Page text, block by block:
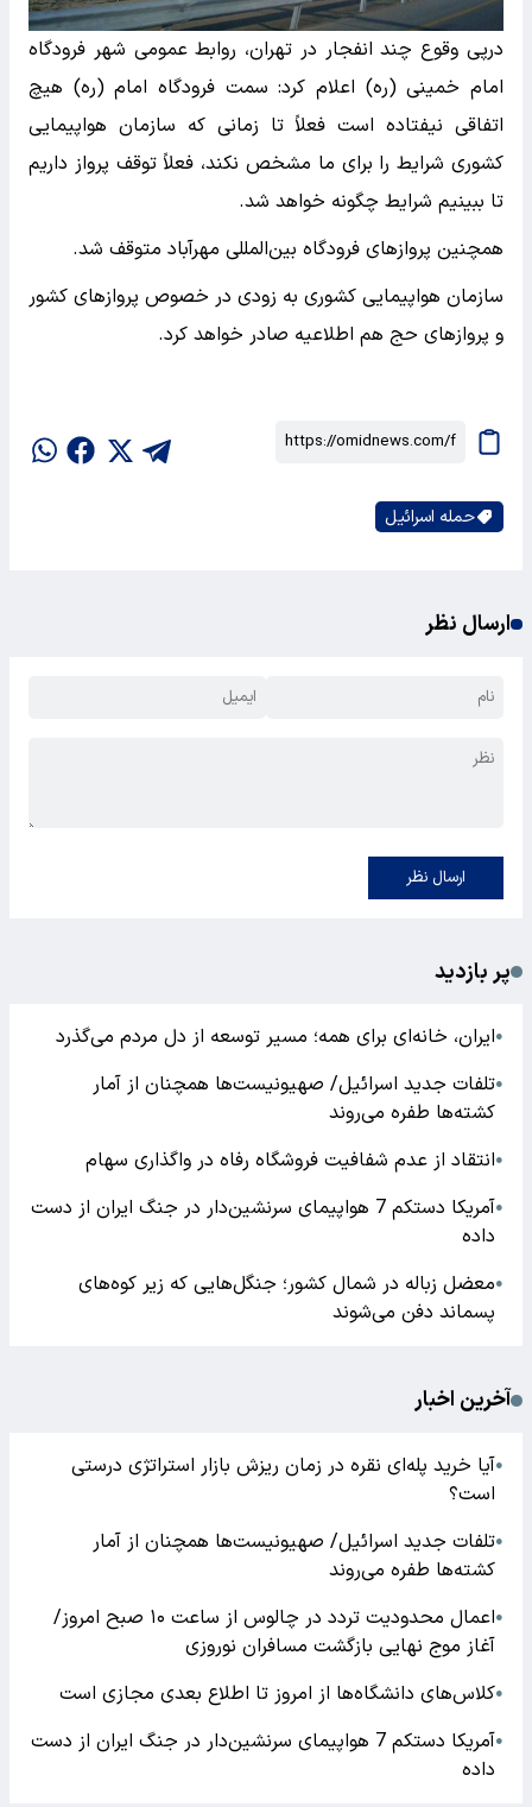
درپی وقوع چند انفجار در تهران، روابط عمومی شهر فرودگاه
امام خمینی (ره) اعلام کرد: سمت فرودگاه امام (ره) هیچ
اتفاقی نیفتاده است فعلاً تا زمانی که سازمان هواپیمایی
کشوری شرایط را برای ما مشخص نکند، فعلاً توقف پرواز داریم
تا ببینیم شرایط چگونه خواهد شد.
همچنین پروازهای فرودگاه بین‌المللی مهرآباد متوقف شد.
سازمان هواپیمایی کشوری به زودی در خصوص پروازهای کشور
و پروازهای حج هم اطلاعیه صادر خواهد کرد.
حمله اسرائیل
ارسال نظر
ارسال نظر
پر بازدید
●ایران، خانه‌ای برای همه؛ مسیر توسعه از دل مردم می‌گذرد
●تلفات جدید اسرائیل/ صهیونیست‌ها همچنان از آمار
کشته‌ها طفره می‌روند
●انتقاد از عدم شفافیت فروشگاه رفاه در واگذاری سهام
●
آمریکا دستکم 7 هواپیمای سرنشین‌دار در جنگ ایران از دست
داده
●معضل زباله در شمال کشور؛ جنگل‌هایی که زیر کوه‌های
پسماند دفن می‌شوند
آخرین اخبار
●آیا خرید پله‌ای نقره در زمان ریزش بازار استراتژی درستی
است؟
●تلفات جدید اسرائیل/ صهیونیست‌ها همچنان از آمار
کشته‌ها طفره می‌روند
●
اعمال محدودیت تردد در چالوس از ساعت ۱۰ صبح امروز/
آغاز موج نهایی بازگشت مسافران نوروزی
●کلاس‌های دانشگاه‌ها از امروز تا اطلاع بعدی مجازی است
●
آمریکا دستکم 7 هواپیمای سرنشین‌دار در جنگ ایران از دست
داده